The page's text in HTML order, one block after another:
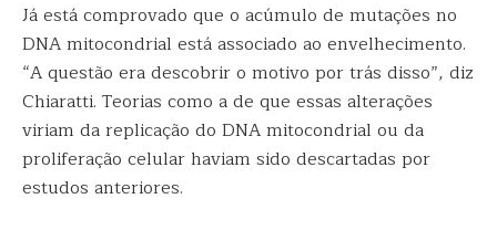
Já está comprovado que o acúmulo de mutações no
DNA mitocondrial está associado ao envelhecimento.
“A questão era descobrir o motivo por trás disso”, diz
Chiaratti. Teorias como a de que essas alterações
viriam da replicação do DNA mitocondrial ou da
proliferação celular haviam sido descartadas por
estudos anteriores.